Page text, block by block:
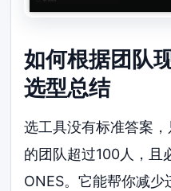
如何根据团队
选型总结
选工具没有标准答案
的团队超过100人，且
ONES。它能帮你减